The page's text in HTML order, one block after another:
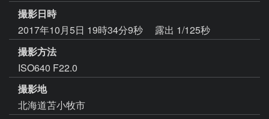
撮影日時
2017年10月5日 19時34分9秒
露出 1/125秒
撮影方法
ISO640 F22.0
撮影地
北海道苫小牧市